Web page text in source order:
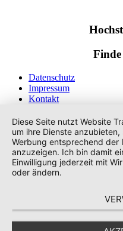
Datenschutz
Impressum
Kontakt
Diese Seite nutzt Website
um ihre Dienste
Werbung entsprechend der
anzuzeigen. Ich bin damit
Einwilligung jederzeit mit
oder ändern.